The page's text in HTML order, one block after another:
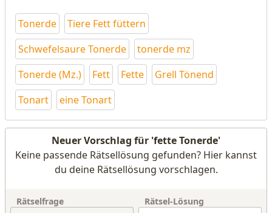
Tonerde
Tiere Fett füttern
Schwefelsaure Tonerde
tonerde mz
Tonerde (Mz.)
Fett Fette
Grell Tönend
Tonart
eine Tonart
Neuer Vorschlag für 'fette Tonerde'
Keine passende Rätsellösung gefunden? Hier kannst
du deine Rätsellösung vorschlagen.
Rätselfrage Rätsel-Lösung